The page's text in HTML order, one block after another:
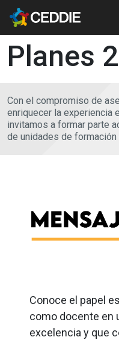
Pasar al contenido principal
Planes
Con el compromiso de
enriquecer la experiencia
invitamos a formar parte
de unidades de
Conoce el papel
como docente en
excelencia y que